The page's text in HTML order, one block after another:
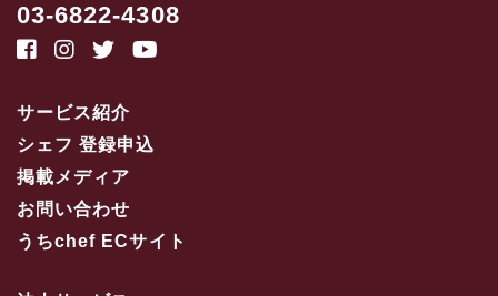
03-6822-4308
サービス紹介
シェフ 登録申込
掲載メディア
お問い合わせ
うちchef ECサイト